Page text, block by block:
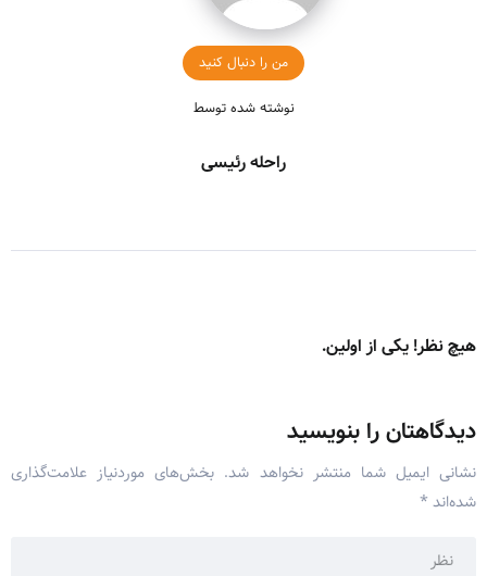
من را دنبال کنید
نوشته شده توسط
راحله رئیسی
هیچ نظر! یکی از اولین.
دیدگاهتان را بنویسید
نشانی ایمیل شما منتشر نخواهد شد. بخش‌های موردنیاز علامت‌گذاری
شده‌اند *